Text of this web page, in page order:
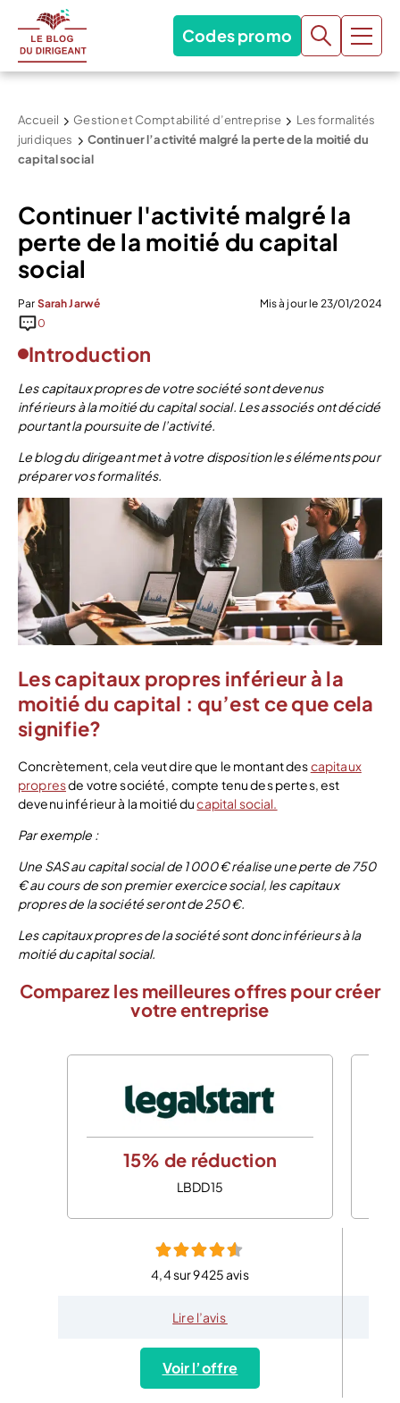
Codes promo
Accueil Gestion et Comptabilité d’entreprise
Les formalités
juridiques
Continuer l’activité malgré la perte de la moitié du
capital social
Continuer l'activité malgré la
perte de la moitié du capital
social
Par Sarah Jarwé
Mis à jour le 23/01/2024
0
Introduction
Les capitaux propres de votre société sont devenus
inférieurs à la moitié du capital social. Les associés ont décidé
pourtant la poursuite de l’activité.
Le blog du dirigeant met à votre disposition les éléments pour
préparer vos formalités.
Les capitaux propres inférieur à la
moitié du capital : qu’est ce que cela
signifie?
Concrètement, cela veut dire que le montant descapitaux
propresde votre société, compte tenu des pertes, est
devenu inférieur à la moitié ducapital social.
Par exemple :
Une SAS au capital social de 1 000 € réalise une perte de 750
€ au cours de son premier exercice social, les capitaux
propres de la société seront de 250 €.
Les capitaux propres de la société sont donc inférieurs à la
moitié du capital social.
Comparez les meilleures offres pour créer
votre entreprise
15% de réduction
LBDD15
4,4 sur 9425 avis
Lire l’avis
Voir l’offre